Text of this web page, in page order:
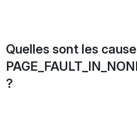
Quelles sont les
?